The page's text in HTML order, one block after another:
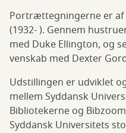
Portrættegningerne er af
(1932- ). Gennem
med Duke Ellington, og
venskab med Dexter
Udstillingen er udviklet
mellem Syddansk
Bibliotekerne og
Syddansk Universitets